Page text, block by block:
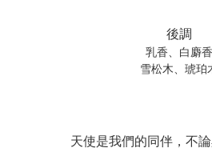
後調
乳香、白麝香
雪松木、琥珀
天使是我們的同伴，不